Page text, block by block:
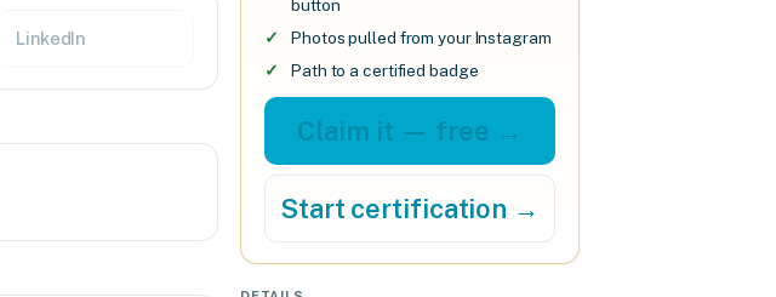
LinkedIn
button
Photos pulled from your Instagram
Path to a certified badge
Claim it — free →
Start certification →